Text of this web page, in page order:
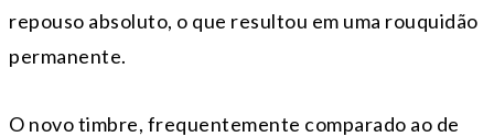
repouso absoluto, o que resultou em uma rouquidão
permanente.
O novo timbre, frequentemente comparado ao de